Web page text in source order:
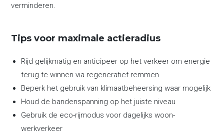
verminderen.
Tips voor maximale actieradius
Rijd gelijkmatig en anticipeer op het verkeer om energie
terug te winnen via regeneratief remmen
Beperk het gebruik van klimaatbeheersing waar mogelijk
Houd de bandenspanning op het juiste niveau
Gebruik de eco-rijmodus voor dagelijks woon-
werkverkeer